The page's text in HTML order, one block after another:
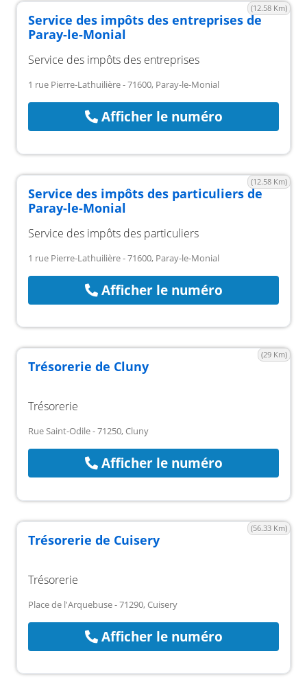
(12.58 Km)
Service des impôts des entreprises de
Paray-le-Monial
Service des impôts des entreprises
1 rue Pierre-Lathuilière - 71600, Paray-le-Monial
Afficher le numéro
(12.58 Km)
Service des impôts des particuliers de
Paray-le-Monial
Service des impôts des particuliers
1 rue Pierre-Lathuilière - 71600, Paray-le-Monial
Afficher le numéro
(29 Km)
Trésorerie de Cluny
Trésorerie
Rue Saint-Odile - 71250, Cluny
Afficher le numéro
(56.33 Km)
Trésorerie de Cuisery
Trésorerie
Place de l'Arquebuse - 71290, Cuisery
Afficher le numéro